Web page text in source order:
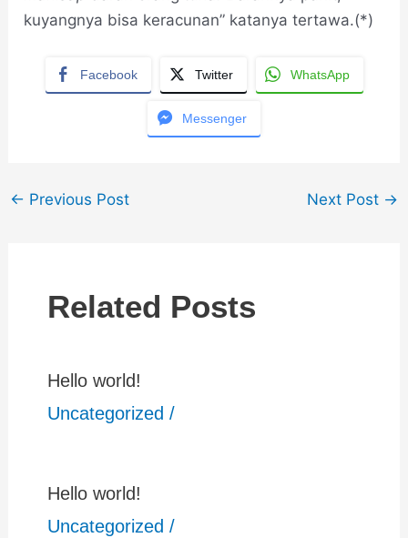
kuyangnya bisa keracunan” katanya tertawa.(*)
Facebook Twitter WhatsApp
Messenger
← Previous Post Next Post →
Related Posts
Hello world!
Uncategorized /
Hello world!
Uncategorized /